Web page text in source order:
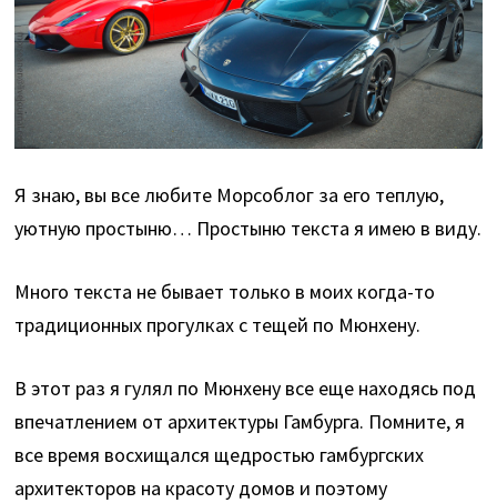
Я знаю, вы все любите Морсоблог за его теплую,
уютную простыню… Простыню текста я имею в виду.
Много текста не бывает только в моих когда-то
традиционных прогулках с тещей по Мюнхену.
В этот раз я гулял по Мюнхену все еще находясь под
впечатлением от архитектуры Гамбурга. Помните, я
все время восхищался щедростью гамбургских
архитекторов на красоту домов и поэтому